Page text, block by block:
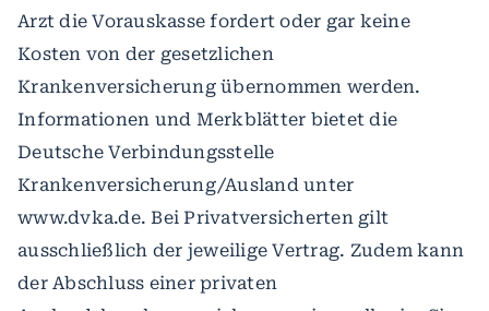
Arzt die Vorauskasse fordert oder gar keine
Kosten von der gesetzlichen
Krankenversicherung übernommen werden.
Informationen und Merkblätter bietet die
Deutsche Verbindungsstelle
Krankenversicherung/Ausland unter
www.dvka.de. Bei Privatversicherten gilt
ausschließlich der jeweilige Vertrag. Zudem kann
der Abschluss einer privaten